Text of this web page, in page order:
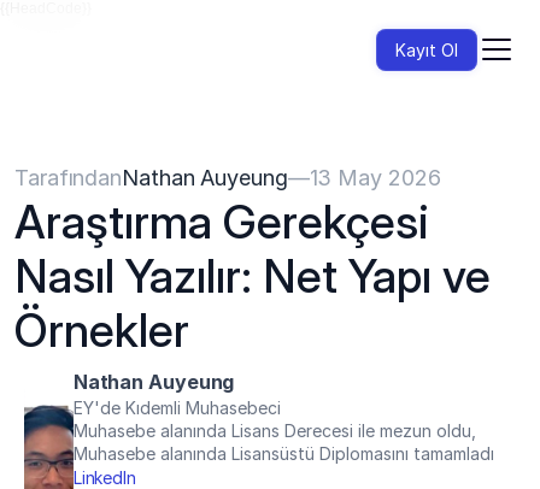
Kayıt Ol
TarafındanNathan Auyeung—13 May 2026
Araştırma Gerekçesi
Nasıl Yazılır: Net Yapı ve
Örnekler
Nathan Auyeung
EY'de Kıdemli Muhasebeci
Muhasebe alanında Lisans Derecesi ile mezun oldu,
Muhasebe alanında Lisansüstü Diplomasını tamamladı
LinkedIn